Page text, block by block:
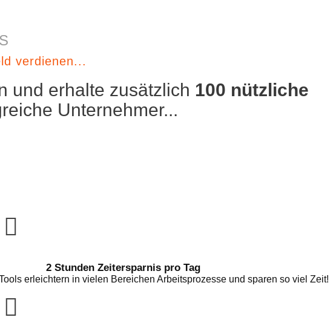
verdienen...
und erhalte zusätzlich 100 nützliche
Unternehmer...
2 Stunden Zeitersparnis pro Tag
erleichtern in vielen Bereichen Arbeitsprozesse und sparen so viel Zeit!